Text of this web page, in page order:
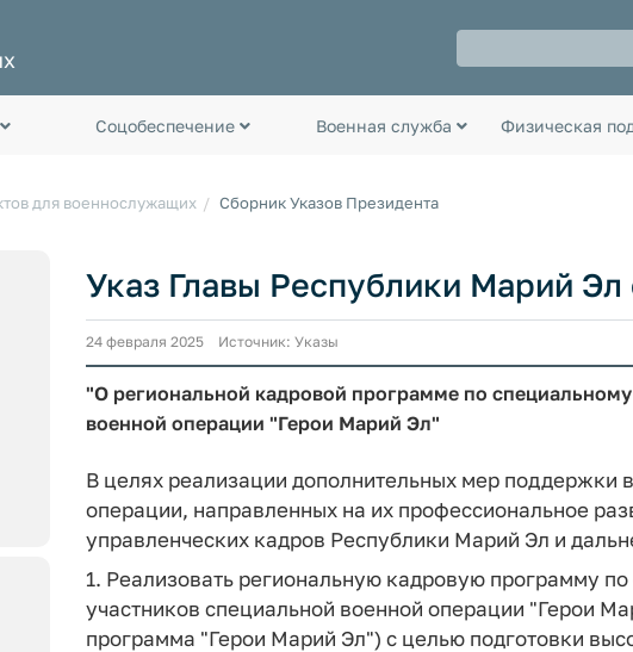
Соцобеспечение Военная служба Физическая
для военнослужащих Сборник Указов Президента
Указ Главы Республики Марий Эл
24 февраля 2025 Источник: Указы
"О региональной кадровой программе по
военной операции "Герои Марий Эл"
В целях реализации дополнительных мер поддержки
операции, направленных на их профессиональное
управленческих кадров Республики Марий Эл и
1. Реализовать региональную кадровую программу
участников специальной военной операции "Герои
программа "Герои Марий Эл") с целью подготовки